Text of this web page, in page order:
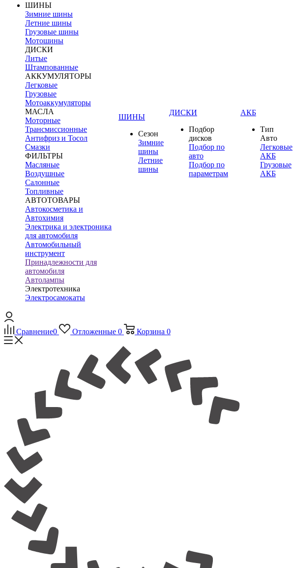
ШИНЫ
Зимние шины
Летние шины
Грузовые шины
Мотошины
ДИСКИ
Литые
Штампованные
АККУМУЛЯТОРЫ
Легковые
Грузовые
Мотоаккумуляторы
МАСЛА
Моторные
Трансмиссионные
Антифриз и Тосол
Смазки
ФИЛЬТРЫ
Масляные
Воздушные
Салонные
Топливные
АВТОТОВАРЫ
Автокосметика и
Автохимия
Электрика и электроника
для автомобиля
Автомобильный
инструмент
Принадлежности для
автомобиля
Автолампы
Электротехника
Электросамокаты
ШИНЫ
Сезон
Зимние
шины
Летние
шины
ДИСКИ
Подбор
дисков
Подбор по
авто
Подбор по
параметрам
АКБ
Тип
Авто
Легковые
АКБ
Грузовые
АКБ
Сравнение0 Отложенные 0 Корзина 0